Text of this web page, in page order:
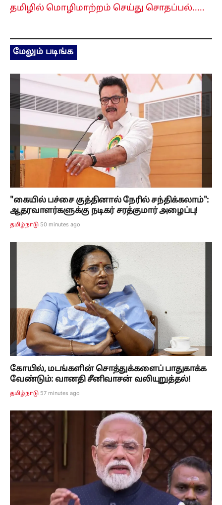
தமிழில் மொழிமாற்றம் செய்து சொதப்பல்.....
மேலும் படிங்க
"கையில் பச்சை குத்தினால் நேரில் சந்திக்கலாம்":
ஆதரவாளர்களுக்கு நடிகர் சரத்குமார் அழைப்பு!
தமிழ்நாடு 50 minutes ago
கோயில், மடங்களின் சொத்துக்களைப் பாதுகாக்க
வேண்டும்: வானதி சீனிவாசன் வலியுறுத்தல்!
தமிழ்நாடு 57 minutes ago